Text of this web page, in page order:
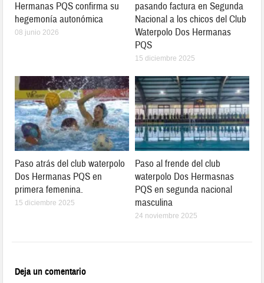
Hermanas PQS confirma su
hegemonía autonómica
08 junio 2026
pasando factura en Segunda
Nacional a los chicos del Club
Waterpolo Dos Hermanas
PQS
15 diciembre 2025
Paso atrás del club waterpolo
Dos Hermanas PQS en
primera femenina.
15 diciembre 2025
Paso al frende del club
waterpolo Dos Hermasnas
PQS en segunda nacional
masculina
24 noviembre 2025
Deja un comentario